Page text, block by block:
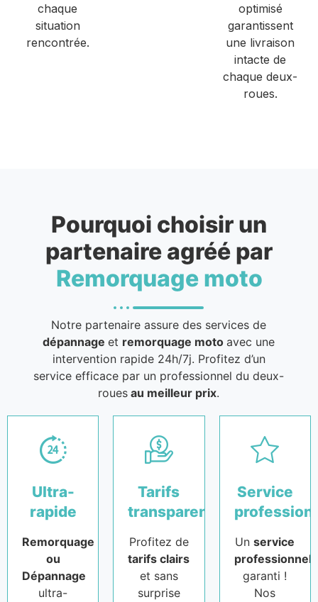
chaque
situation
rencontrée.
optimisé
garantissent
une livraison
intacte de
chaque deux-
roues.
Pourquoi choisir un
partenaire agréé par
Remorquage moto
Notre partenaire assure des services de
dépannageet remorquage motoavec une
intervention rapide 24h/7j. Profitez d’un
service efficace par un professionnel du deux-
roues au meilleur prix.
Ultra-
rapide
Remorquage
ou
Dépannage
ultra-
Tarifs
transparents
Profitez de
tarifs clairs
et sans
surprise
Service
Unservice
professionnel
garanti !
Nos